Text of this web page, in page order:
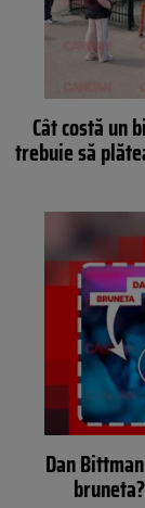
Cât costă un
trebuie să
Dan